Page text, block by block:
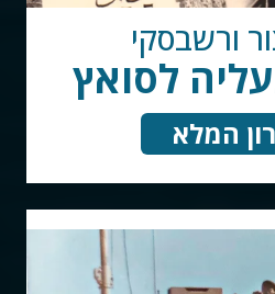
ורשבסקי
לסואץ
המלא